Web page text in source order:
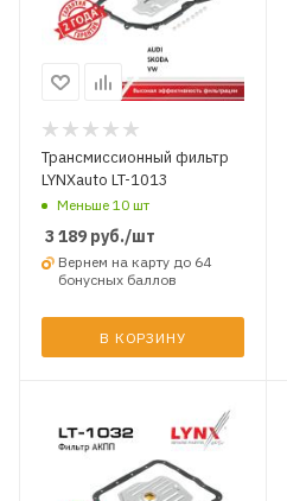
Трансмиссионный фильтр
LYNXauto LT-1013
Меньше 10 шт
3 189 руб./шт
Вернем на карту до 64
бонусных баллов
В КОРЗИНУ